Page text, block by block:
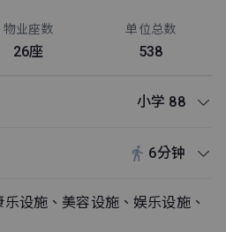
物业座数
26座
单位总数
538
小学 88
6分钟
设施、美容设施、娱乐设施、